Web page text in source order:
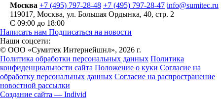
Москва +7 (495) 797-28-48 +7 (495) 797-28-47 info@sumitec.ru
119017, Москва, ул. Большая Ордынка, 40, стр. 2
С 09:00 до 18:00
Написать нам Подписаться на новости
Наши соцсети:
© ООО «Сумитек Интернейшнл», 2026 г.
Политика обработки персональных данных Политика
конфиденциальности сайта Положение о куки Согласие на
обработку персональных данных Согласие на распространение
новостной рассылки
Создание сайта — Individ